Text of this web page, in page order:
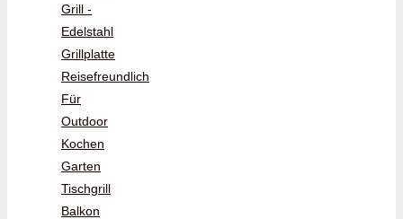
Grill -
Edelstahl
Grillplatte
Reisefreundlich
Für
Outdoor
Kochen
Garten
Tischgrill
Balkon